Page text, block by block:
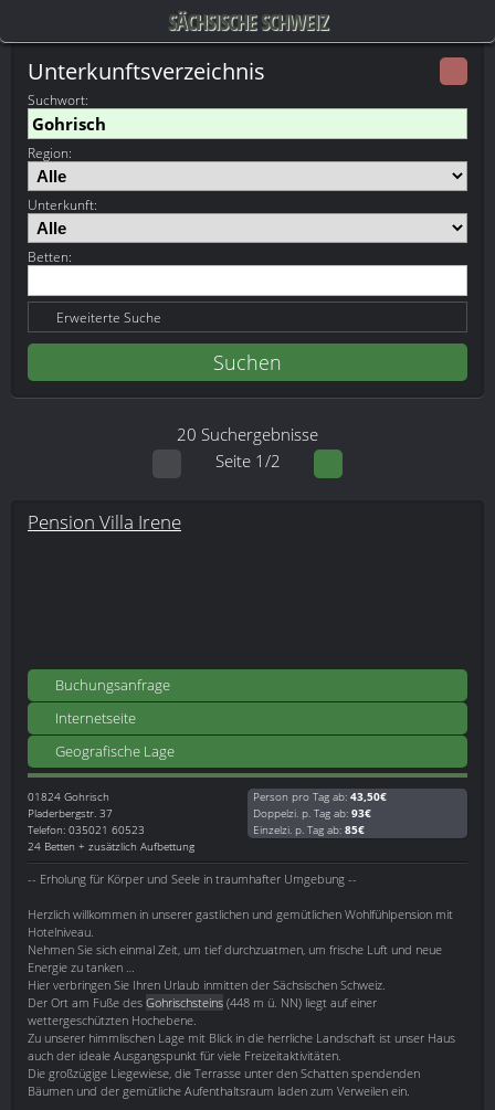
SÄCHSISCHE SCHWEIZ
Unterkunftsverzeichnis
Suchwort:
Region:
Unterkunft:
Betten:
Erweiterte Suche
20 Suchergebnisse
Seite 1/2
Pension Villa Irene
Buchungsanfrage
Internetseite
Geografische Lage
01824 Gohrisch
Pladerbergstr. 37
Telefon: 035021 60523
24 Betten + zusätzlich Aufbettung
Person pro Tag ab: 43,50€
Doppelzi. p. Tag ab: 93€
Einzelzi. p. Tag ab: 85€
-- Erholung für Körper und Seele in traumhafter Umgebung --
Herzlich willkommen in unserer gastlichen und gemütlichen Wohlfühlpension mit
Hotelniveau.
Nehmen Sie sich einmal Zeit, um tief durchzuatmen, um frische Luft und neue
Energie zu tanken …
Hier verbringen Sie Ihren Urlaub inmitten der Sächsischen Schweiz.
Der Ort am Fuße des Gohrischsteins (448 m ü. NN) liegt auf einer
wettergeschützten Hochebene.
Zu unserer himmlischen Lage mit Blick in die herrliche Landschaft ist unser Haus
auch der ideale Ausgangspunkt für viele Freizeitaktivitäten.
Die großzügige Liegewiese, die Terrasse unter den Schatten spendenden
Bäumen und der gemütliche Aufenthaltsraum laden zum Verweilen ein.